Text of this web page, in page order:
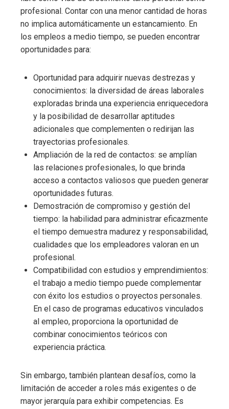
profesional. Contar con una menor cantidad de horas
no implica automáticamente un estancamiento. En
los empleos a medio tiempo, se pueden encontrar
oportunidades para:
Oportunidad para adquirir nuevas destrezas y
conocimientos: la diversidad de áreas laborales
exploradas brinda una experiencia enriquecedora
y la posibilidad de desarrollar aptitudes
adicionales que complementen o redirijan las
trayectorias profesionales.
Ampliación de la red de contactos: se amplían
las relaciones profesionales, lo que brinda
acceso a contactos valiosos que pueden generar
oportunidades futuras.
Demostración de compromiso y gestión del
tiempo: la habilidad para administrar eficazmente
el tiempo demuestra madurez y responsabilidad,
cualidades que los empleadores valoran en un
profesional.
Compatibilidad con estudios y emprendimientos:
el trabajo a medio tiempo puede complementar
con éxito los estudios o proyectos personales.
En el caso de programas educativos vinculados
al empleo, proporciona la oportunidad de
combinar conocimientos teóricos con
experiencia práctica.
Sin embargo, también plantean desafíos, como la
limitación de acceder a roles más exigentes o de
mayor jerarquía para exhibir competencias. Es